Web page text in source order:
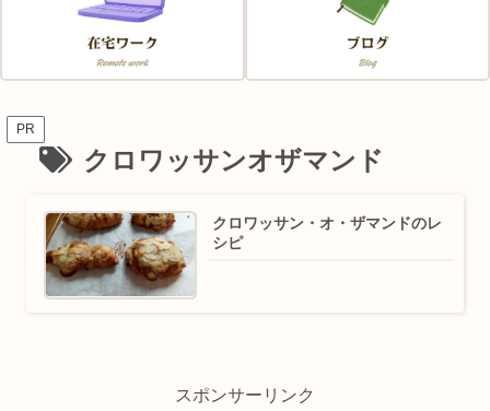
PR
クロワッサンオザマンド
クロワッサン・オ・ザマンドのレ
シピ
スポンサーリンク